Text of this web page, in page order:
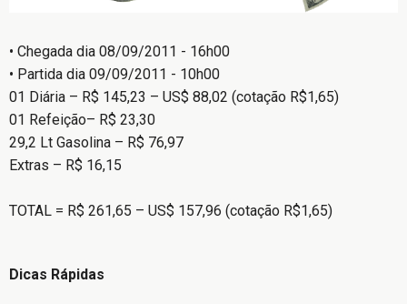
• Chegada dia 08/09/2011 - 16h00
• Partida dia 09/09/2011 - 10h00
01 Diária – R$ 145,23 – US$ 88,02 (cotação R$1,65)
01 Refeição– R$ 23,30
29,2 Lt Gasolina – R$ 76,97
Extras – R$ 16,15
TOTAL = R$ 261,65 – US$ 157,96 (cotação R$1,65)
Dicas Rápidas